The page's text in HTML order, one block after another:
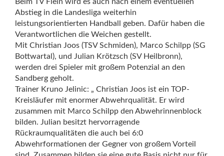
Abstieg in die Landesliga weiterhin
leistungsorientierten Handball geben. Dafür haben die
Verantwortlichen die Weichen gestellt.
Mit Christian Joos (TSV Schmiden), Marco Schilpp (SG
Bottwartal), und Julian Krötzsch (SV Heilbronn),
werden drei Spieler mit großem Potenzial an den
Sandberg geholt.
Trainer Kruno Jelinic: „ Christian Joos ist ein TOP-
Kreisläufer mit enormer Abwehrqualität. Er wird
zusammen mit Marco Schilpp den Abwehrinnenblock
bilden. Julian besitzt hervorragende
Rückraumqualitäten die auch bei 6:0
Abwehrformationen der Gegner von großem Vorteil